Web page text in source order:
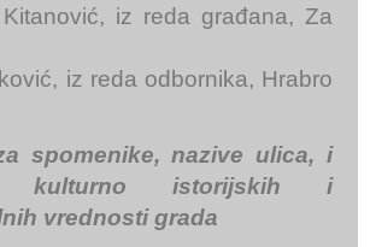
iz reda građana, Za
iz reda odbornika, Hrabro
spomenike, nazive ulica, i
kulturno istorijskih i
vrednosti grada